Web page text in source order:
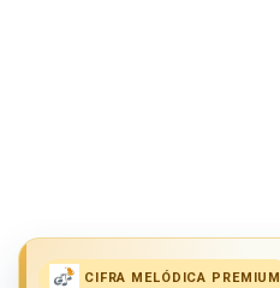
CIFRA MELÓDICA PREMIUM